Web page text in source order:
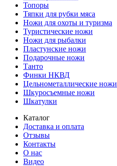
Топоры
Тяпки для рубки мяса
Ножи для охоты и туризма
Туристические ножи
Ножи для рыбалки
Пластунские ножи
Подарочные ножи
Танто
Финки НКВД
Цельнометаллические ножи
Шкуросъемные ножи
Шкатулки
Каталог
Доставка и оплата
Отзывы
Контакты
О нас
Видео